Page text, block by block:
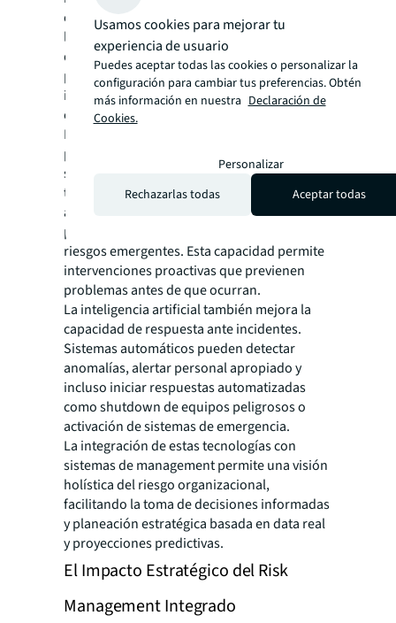
operaciones. Los algoritmos de machine
learning pueden analizar vastas cantidades
de datos operacionales para identificar
patrones que preceden a fallas de equipos,
incidentes de seguridad o disrupciones
operacionales.
Los sistemas de analytics predictivos pueden
procesar datos de múltiples fuentes - desde
sensores de equipos hasta patrones de
tráfico humano, desde condiciones
ambientales hasta performance histórico -
para generar insights accionables sobre
riesgos emergentes. Esta capacidad permite
intervenciones proactivas que previenen
problemas antes de que ocurran.
La inteligencia artificial también mejora la
capacidad de respuesta ante incidentes.
Sistemas automáticos pueden detectar
anomalías, alertar personal apropiado y
incluso iniciar respuestas automatizadas
como shutdown de equipos peligrosos o
activación de sistemas de emergencia.
La integración de estas tecnologías con
sistemas de management permite una visión
holística del riesgo organizacional,
facilitando la toma de decisiones informadas
y planeación estratégica basada en data real
y proyecciones predictivas.
El Impacto Estratégico del Risk
Management Integrado
Usamos cookies para mejorar tu
experiencia de usuario
Puedes aceptar todas las cookies o personalizar la
configuración para cambiar tus preferencias. Obtén
más información en nuestra Declaración de
Cookies.
Personalizar
Rechazarlas todas
Aceptar todas